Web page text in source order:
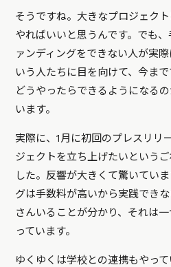
そうですね。大きなプロジェク
やればいいと思うんです。でも
ァンディングをできない人が実
いう人たちに目を向けて、今ま
どうやったらできるようになる
います。
実際に、1月に初回のプレスリリ
ジェクトを立ち上げたいという
した。反響が大きくて驚いてい
グは手数料が高いから実践でき
さんいることが分かり、それは
っています。
ゆくゆくは学校との連携もやっ